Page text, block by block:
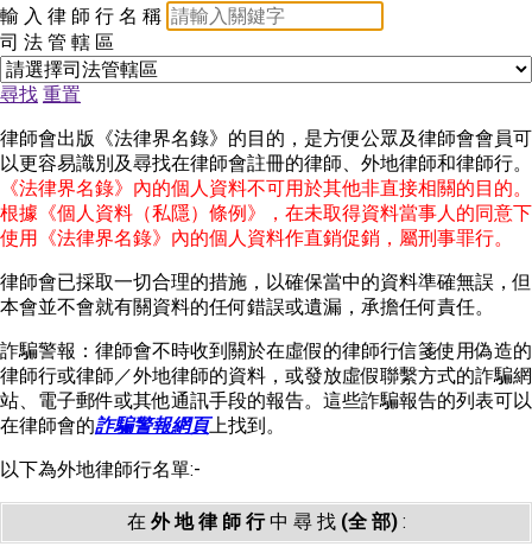
輸 入 律 師 行 名 稱
司 法 管 轄 區
尋找 重置
律師會出版《法律界名錄》的目的，是方便公眾及律師會會員可
以更容易識別及尋找在律師會註冊的律師、外地律師和律師行。
《法律界名錄》內的個人資料不可用於其他非直接相關的目的。
根據《個人資料（私隱）條例》，在未取得資料當事人的同意下
使用《法律界名錄》內的個人資料作直銷促銷，屬刑事罪行。
律師會已採取一切合理的措施，以確保當中的資料準確無誤，但
本會並不會就有關資料的任何錯誤或遺漏，承擔任何責任。
詐騙警報：律師會不時收到關於在虛假的律師行信箋使用偽造的
律師行或律師／外地律師的資料，或發放虛假聯繫方式的詐騙網
站、電子郵件或其他通訊手段的報告。這些詐騙報告的列表可以
在律師會的詐騙警報網頁上找到。
以下為外地律師行名單:-
在 外 地 律 師 行中 尋 找 (全 部):